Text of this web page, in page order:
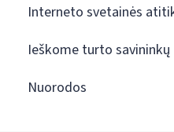
Interneto svetainės
Ieškome turto savininkų
Nuorodos